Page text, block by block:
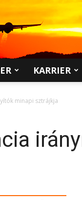
KARRIER
minapi sztrájkja